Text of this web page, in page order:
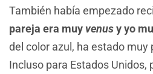
También había empezado
pareja era muy venusy yo
del color azul, ha estado muy
Incluso para Estados Unidos,